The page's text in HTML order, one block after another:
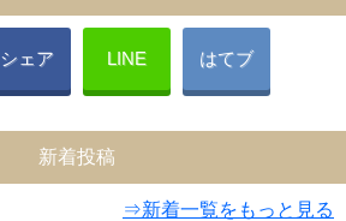
シェア LINE はてブ
新着投稿
⇒新着一覧をもっと見る